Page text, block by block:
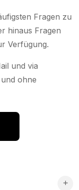
Fragen zu
hinaus Fragen
Verfügung.
und via
ohne